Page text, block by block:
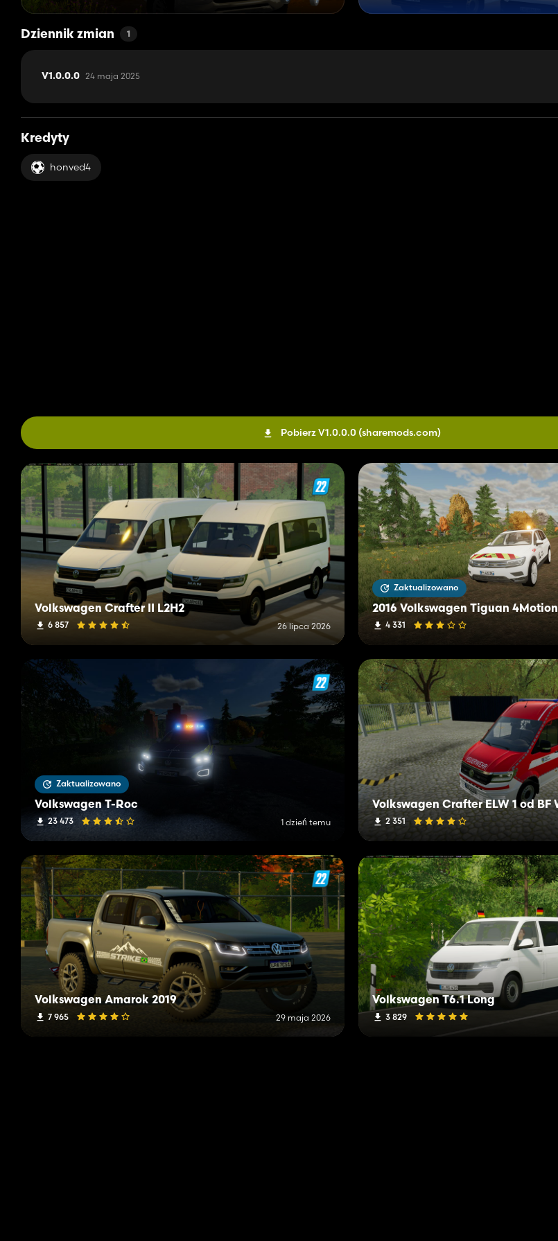
Dziennik zmian 1
V1.0.0.0 24 maja 2025
Kredyty
honved4
Pobierz V1.0.0.0 (sharemods.com)
Volkswagen Crafter II L2H2
6 857 26 lipca 2026
Zaktualizowano
2016 Volkswagen Tiguan 4Motion
4 331
Zaktualizowano
Volkswagen T-Roc
23 473 1 dzień temu 2 351
Volkswagen Amarok 2019
7 965 29 maja 2026
Volkswagen T6.1 Long
3 829